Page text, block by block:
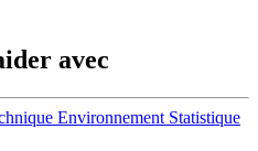
avec
Environnement Statistique